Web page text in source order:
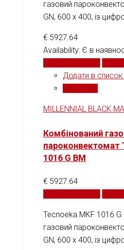
газовий
GN, 600 х 400, із
€ 5927.64
Availability: Є в
Додати в
MILLENNIAL BLACK
Комбінований
пароконвектомат
1016 G BM
€ 5927.64
Tecnoeka MKF 1016 G
газовий
GN, 600 х 400, із